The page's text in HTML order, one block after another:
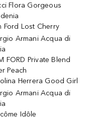
Flora Gorgeous
Ford Lost Cherry
Armani Acqua di
FORD Private Blend
Peach
Herrera Good Girl
Armani Acqua di
Idôle